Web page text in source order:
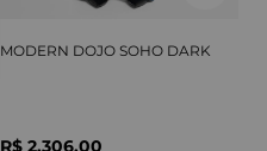
MODERN DOJO SOHO DARK
R$ 2.306,00